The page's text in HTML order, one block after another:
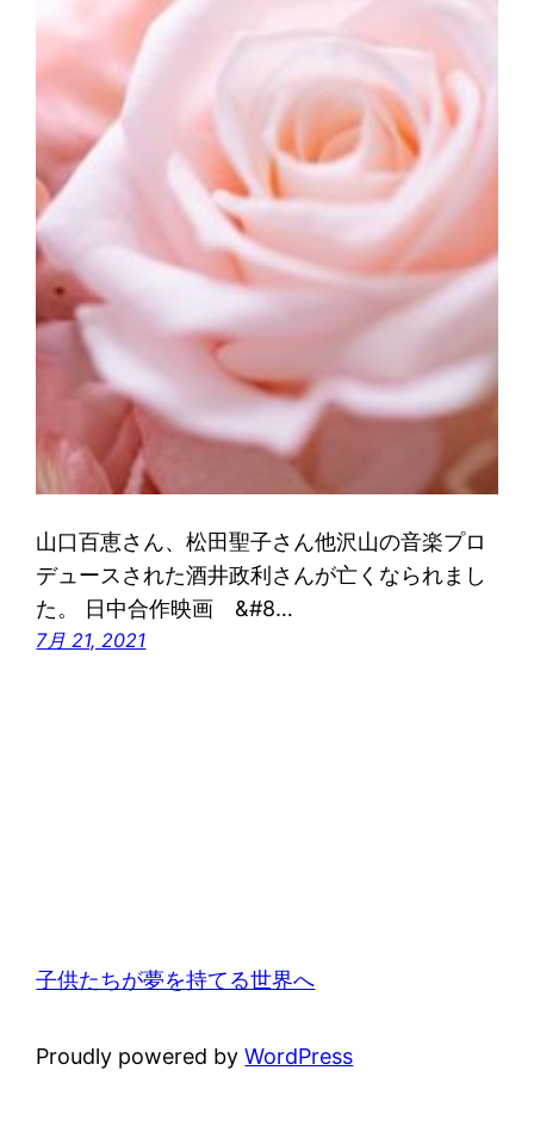
山口百恵さん、松田聖子さん他沢山の音楽プロ
デュースされた酒井政利さんが亡くなられまし
た。 日中合作映画 &#8…
7月 21, 2021
子供たちが夢を持てる世界へ
Proudly powered byWordPress